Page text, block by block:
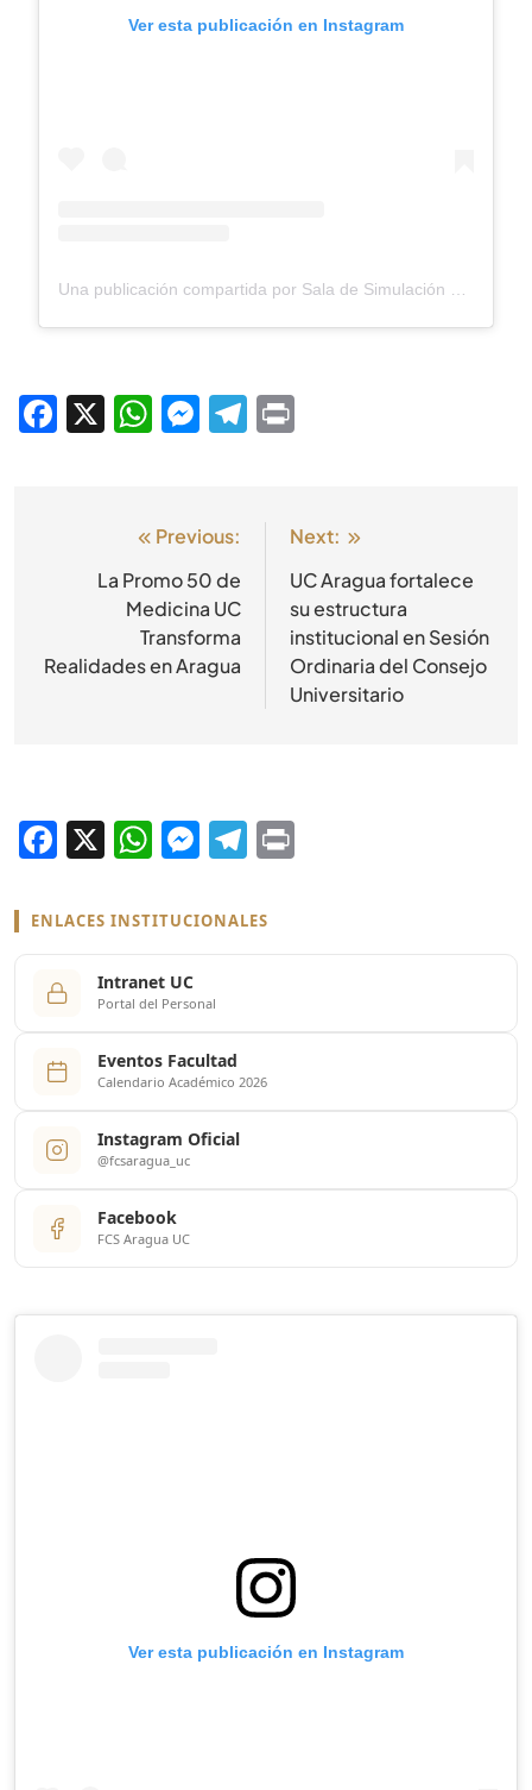
Ver esta publicación en Instagram
Facebook
X WhatsApp
Messenger
Telegram
Previous:
La Promo 50 de
Medicina UC
Transforma
Realidades en Aragua
Next:
UC Aragua fortalece
su estructura
institucional en Sesión
Ordinaria del Consejo
Universitario
Facebook
X WhatsApp
Messenger
Telegram
ENLACES INSTITUCIONALES
Intranet UC
Portal del Personal
Eventos Facultad
Calendario Académico 2026
Instagram Oficial
@fcsaragua_uc
Facebook
FCS Aragua UC
Ver esta publicación en Instagram